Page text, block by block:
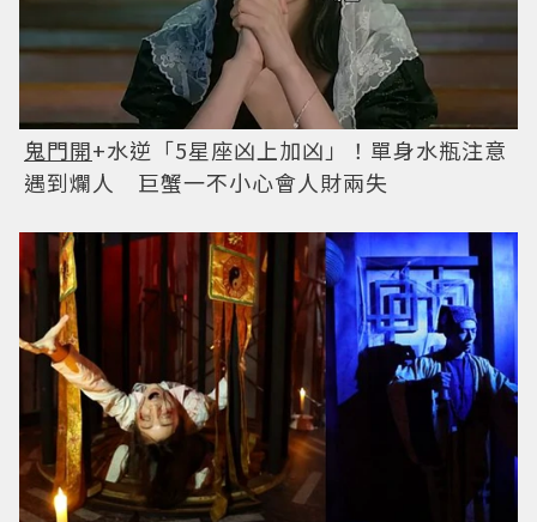
鬼門開+水逆「5星座凶上加凶」！單身水瓶注意
遇到爛人 巨蟹一不小心會人財兩失